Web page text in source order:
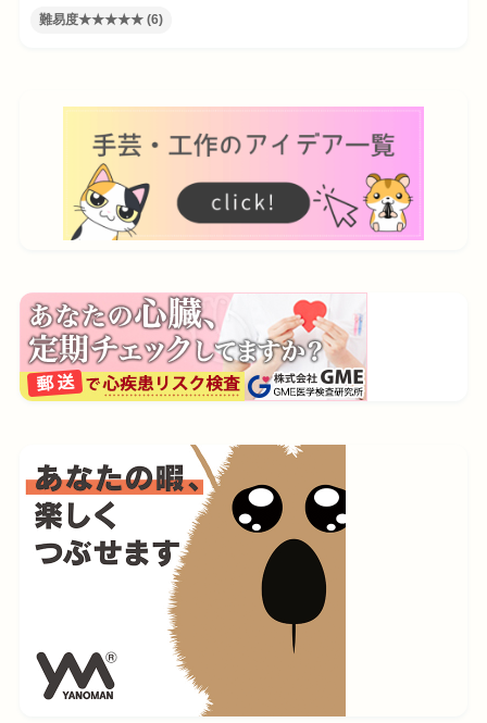
難易度★★★★★(6)